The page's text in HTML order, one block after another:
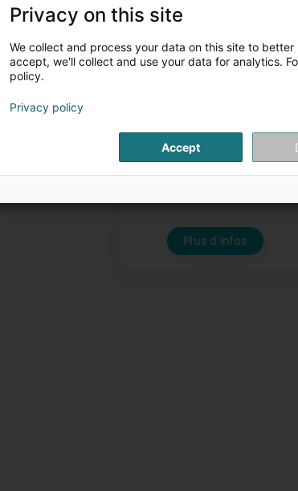
D'autres
Weber & Fils Sàrl
20 Rue des Peupliers L-2328
Luxembourg (Lëtzebuerg)
Plus d'infos
Privacy on this site
We collect and process your data on this site to
accept, we'll collect and use your data for analytics.
policy.
Privacy policy
Accept